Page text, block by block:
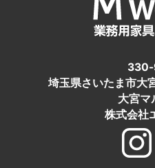
330-
埼玉県さいたま市大
大宮マ
株式会社